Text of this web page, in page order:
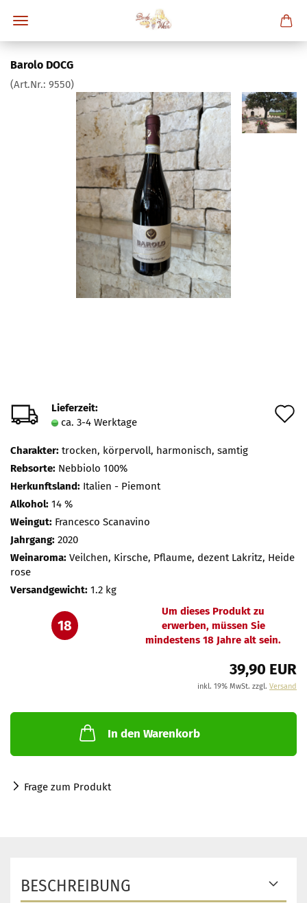
Barolo DOCG
(Art.Nr.: 9550)
Lieferzeit:
ca. 3-4 Werktage
Charakter: trocken, körpervoll, harmonisch, samtig
Rebsorte: Nebbiolo 100%
Herkunftsland: Italien - Piemont
Alkohol: 14 %
Weingut: Francesco Scanavino
Jahrgang: 2020
Weinaroma: Veilchen, Kirsche, Pflaume, dezent Lakritz, Heide
rose
Versandgewicht: 1.2 kg
18
Um dieses Produkt zu
erwerben, müssen Sie
mindestens 18 Jahre alt sein.
39,90 EUR
inkl. 19% MwSt. zzgl. Versand
In den Warenkorb
Frage zum Produkt
BESCHREIBUNG